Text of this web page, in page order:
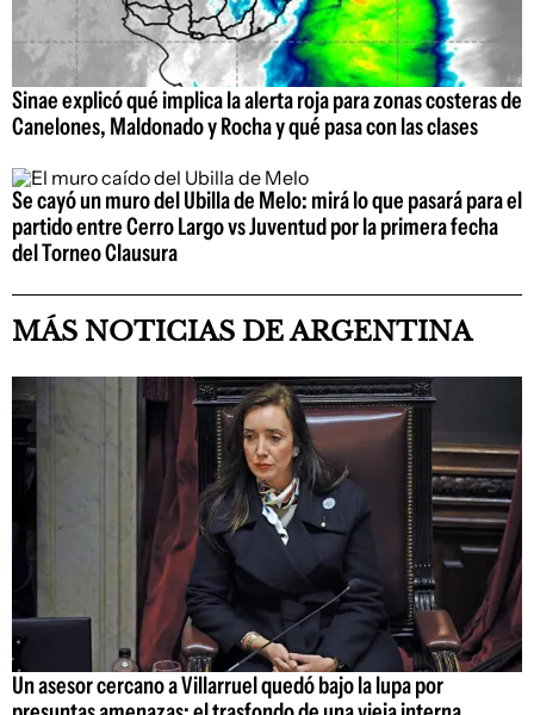
Sinae explicó qué implica la alerta roja para zonas costeras de
Canelones, Maldonado y Rocha y qué pasa con las clases
Se cayó un muro del Ubilla de Melo: mirá lo que pasará para el
partido entre Cerro Largo vs Juventud por la primera fecha
del Torneo Clausura
MÁS NOTICIAS DE ARGENTINA
Un asesor cercano a Villarruel quedó bajo la lupa por